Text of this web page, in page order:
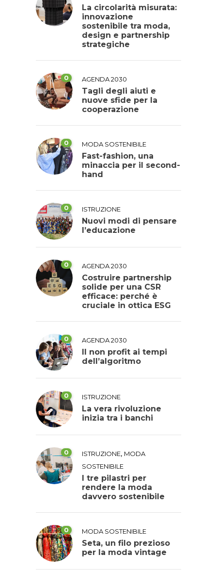
La circolarità misurata:
innovazione
sostenibile tra moda,
design e partnership
strategiche
0 AGENDA 2030
Tagli degli aiuti e
nuove sfide per la
cooperazione
0 MODA SOSTENIBILE
Fast-fashion, una
minaccia per il second-
hand
0 ISTRUZIONE
Nuovi modi di pensare
l’educazione
0 AGENDA 2030
Costruire partnership
solide per una CSR
efficace: perché è
cruciale in ottica ESG
0 AGENDA 2030
Il non profit ai tempi
dell’algoritmo
0 ISTRUZIONE
La vera rivoluzione
inizia tra i banchi
0 ISTRUZIONE, MODA
SOSTENIBILE
I tre pilastri per
rendere la moda
davvero sostenibile
0 MODA SOSTENIBILE
Seta, un filo prezioso
per la moda vintage